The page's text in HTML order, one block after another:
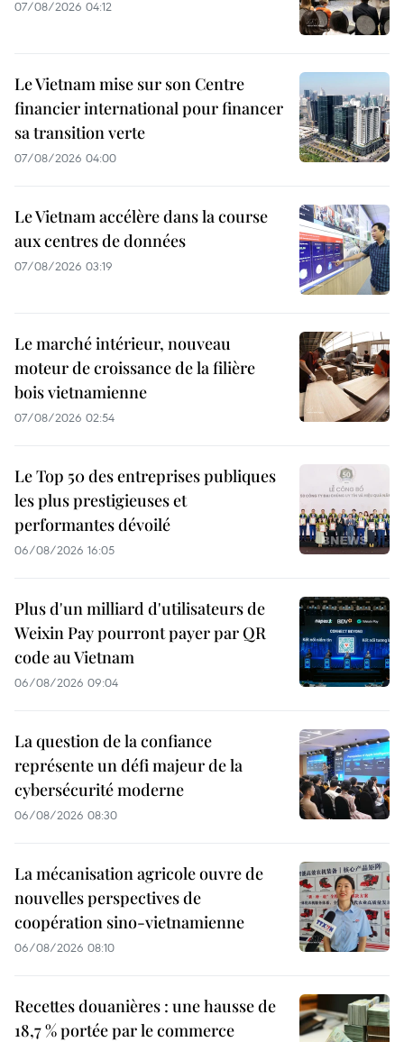
07/08/2026 04:12
Le Vietnam mise sur son Centre
financier international pour financer
sa transition verte
07/08/2026 04:00
Le Vietnam accélère dans la course
aux centres de données
07/08/2026 03:19
Le marché intérieur, nouveau
moteur de croissance de la filière
bois vietnamienne
07/08/2026 02:54
Le Top 50 des entreprises publiques
les plus prestigieuses et
performantes dévoilé
06/08/2026 16:05
Plus d'un milliard d'utilisateurs de
Weixin Pay pourront payer par QR
code au Vietnam
06/08/2026 09:04
La question de la confiance
représente un défi majeur de la
cybersécurité moderne
06/08/2026 08:30
La mécanisation agricole ouvre de
nouvelles perspectives de
coopération sino-vietnamienne
06/08/2026 08:10
Recettes douanières : une hausse de
18,7 % portée par le commerce